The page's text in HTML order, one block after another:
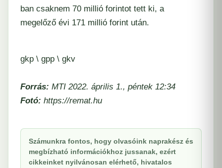
ban csaknem 70 millió forintot tett ki, a
megelőző évi 171 millió forint után.
gkp \ gpp \ gkv
Forrás: MTI 2022. április 1., péntek 12:34
Fotó: https://remat.hu
Számunkra fontos, hogy olvasóink naprakész és
megbízható információkhoz jussanak, ezért
cikkeinket nyilvánosan elérhető, hivatalos